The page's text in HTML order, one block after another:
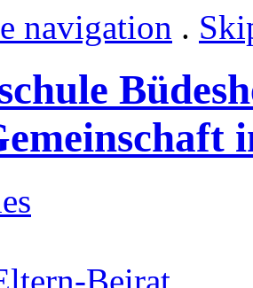
navigation .
Beirat